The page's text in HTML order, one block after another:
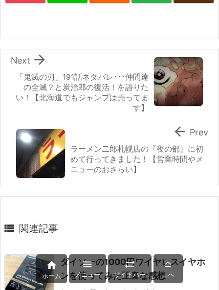
「鬼滅の刃」191話ネタバレ･･･仲間達
の全滅？と炭治郎の復活！を語りた
い！【北海道でもジャンプは売ってま
す】

Next
ラーメン二郎札幌店の『夜の部』に初
めて行ってきました！【営業時間やメ
ニューのおさらい】
 Prev
 関連記事
ダイソーの1000円ワイヤレスイヤホ
ンを使ってみた正直な感想

ホーム

メニュー

サイドバー

上へ